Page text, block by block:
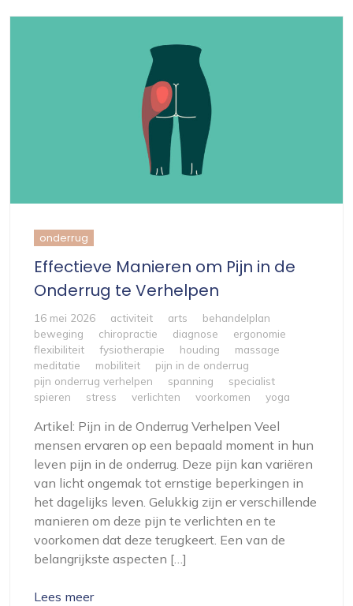
onderrug
Effectieve Manieren om Pijn in de
Onderrug te Verhelpen
16 mei 2026 activiteit arts
behandelplan
beweging
chiropractie diagnose
ergonomie
flexibiliteit
fysiotherapie houding
massage
meditatie
mobiliteit
pijn in de onderrug
pijn onderrug verhelpen
spanning
specialist
spieren
stress verlichten voorkomen yoga
Artikel: Pijn in de Onderrug Verhelpen Veel
mensen ervaren op een bepaald moment in hun
leven pijn in de onderrug. Deze pijn kan variëren
van licht ongemak tot ernstige beperkingen in
het dagelijks leven. Gelukkig zijn er verschillende
manieren om deze pijn te verlichten en te
voorkomen dat deze terugkeert. Een van de
belangrijkste aspecten […]
Lees meer